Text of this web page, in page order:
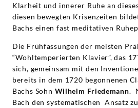
Klarheit und innerer Ruhe an
diesen bewegten Krisenzeiten
Bachs einen fast meditativen
Die Frühfassungen der meisten
“Wohltemperierten Klavier”, das
sich, gemeinsam mit den
bereits in dem 1720 begonnenen
Bachs Sohn Wilhelm Friedemann.
Bach den systematischen Ansatz